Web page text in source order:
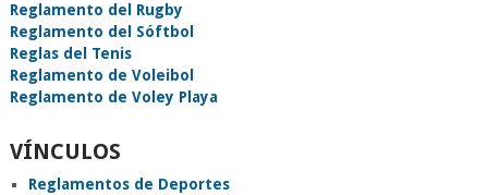
Reglamento del Rugby
Reglamento del Sóftbol
Reglas del Tenis
Reglamento de Voleibol
Reglamento de Voley Playa
VÍNCULOS
Reglamentos de Deportes